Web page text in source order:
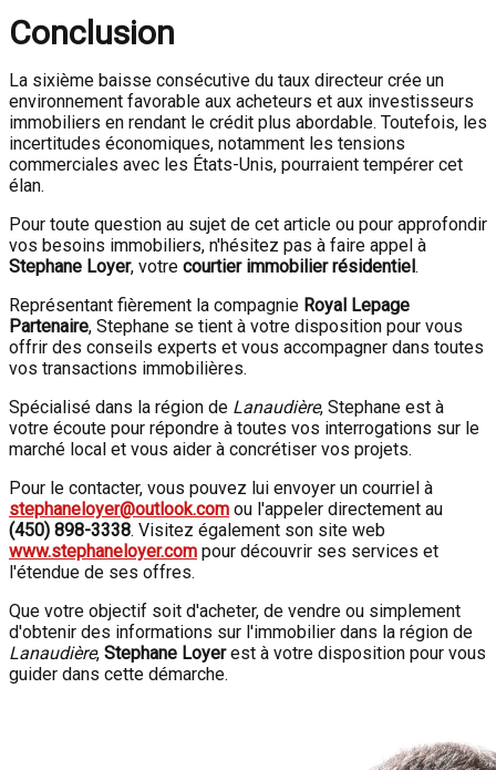
Conclusion
La sixième baisse consécutive du taux directeur crée un
environnement favorable aux acheteurs et aux investisseurs
immobiliers en rendant le crédit plus abordable. Toutefois, les
incertitudes économiques, notamment les tensions
commerciales avec les États-Unis, pourraient tempérer cet
élan.
Pour toute question au sujet de cet article ou pour approfondir
vos besoins immobiliers, n'hésitez pas à faire appel à
Stephane Loyer, votre courtier immobilier résidentiel.
Représentant fièrement la compagnie Royal Lepage
Partenaire, Stephane se tient à votre disposition pour vous
offrir des conseils experts et vous accompagner dans toutes
vos transactions immobilières.
Spécialisé dans la région de Lanaudière, Stephane est à
votre écoute pour répondre à toutes vos interrogations sur le
marché local et vous aider à concrétiser vos projets.
Pour le contacter, vous pouvez lui envoyer un courriel à
stephaneloyer@outlook.com ou l'appeler directement au
(450) 898-3338. Visitez également son site web
www.stephaneloyer.com pour découvrir ses services et
l'étendue de ses offres.
Que votre objectif soit d'acheter, de vendre ou simplement
d'obtenir des informations sur l'immobilier dans la région de
Lanaudière, Stephane Loyerest à votre disposition pour vous
guider dans cette démarche.